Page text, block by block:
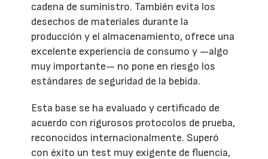
cadena de suministro. También evita los
desechos de materiales durante la
producción y el almacenamiento, ofrece una
excelente experiencia de consumo y —algo
muy importante— no pone en riesgo los
estándares de seguridad de la bebida.
Esta base se ha evaluado y certificado de
acuerdo con rigurosos protocolos de prueba,
reconocidos internacionalmente. Superó
con éxito un test muy exigente de fluencia,